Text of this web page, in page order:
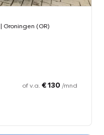
| Groningen (GR)
of v.a. € 130 /mnd